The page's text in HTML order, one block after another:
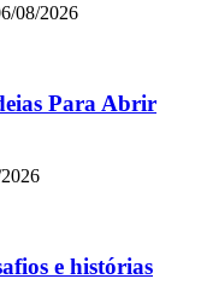
08/2026
Para Abrir
e histórias